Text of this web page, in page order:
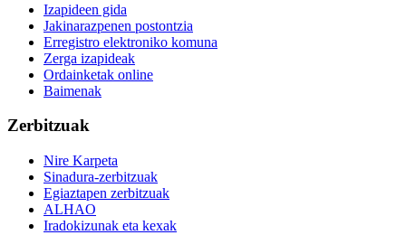
Izapideen gida
Jakinarazpenen postontzia
Erregistro elektroniko komuna
Zerga izapideak
Ordainketak online
Baimenak
Zerbitzuak
Nire Karpeta
Sinadura-zerbitzuak
Egiaztapen zerbitzuak
ALHAO
Iradokizunak eta kexak